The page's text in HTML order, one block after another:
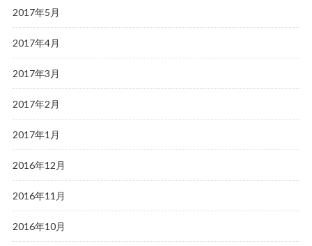
2017年5月
2017年4月
2017年3月
2017年2月
2017年1月
2016年12月
2016年11月
2016年10月